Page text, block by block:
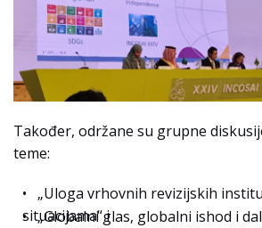
Također, održane su grupne
teme:
• „Uloga vrhovnih revizijskih
situacijama“ i
• „Globalni glas, globalni ishod i